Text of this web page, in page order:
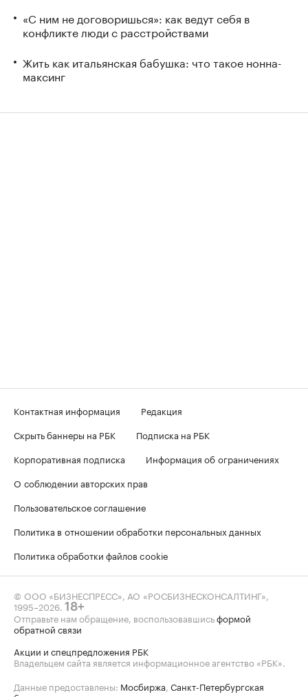
«С ним не договоришься»: как ведут себя в
конфликте люди с расстройствами
Жить как итальянская бабушка: что такое нонна-
максинг
Контактная информация
Редакция
Скрыть баннеры на РБК
Подписка на РБК
Корпоративная подписка
Информация об ограничениях
О соблюдении авторских прав
Пользовательское соглашение
Политика в отношении обработки персональных данных
Политика обработки файлов cookie
© ООО «БИЗНЕСПРЕСС», АО «РОСБИЗНЕСКОНСАЛТИНГ»,
1995–2026. 18+
Отправьте нам обращение, воспользовавшисьформой
обратной связи
Акции и спецпредложения РБК
Владельцем сайта является информационное агентство «РБК».
Данные предоставлены: Мосбиржа, Санкт-Петербургская